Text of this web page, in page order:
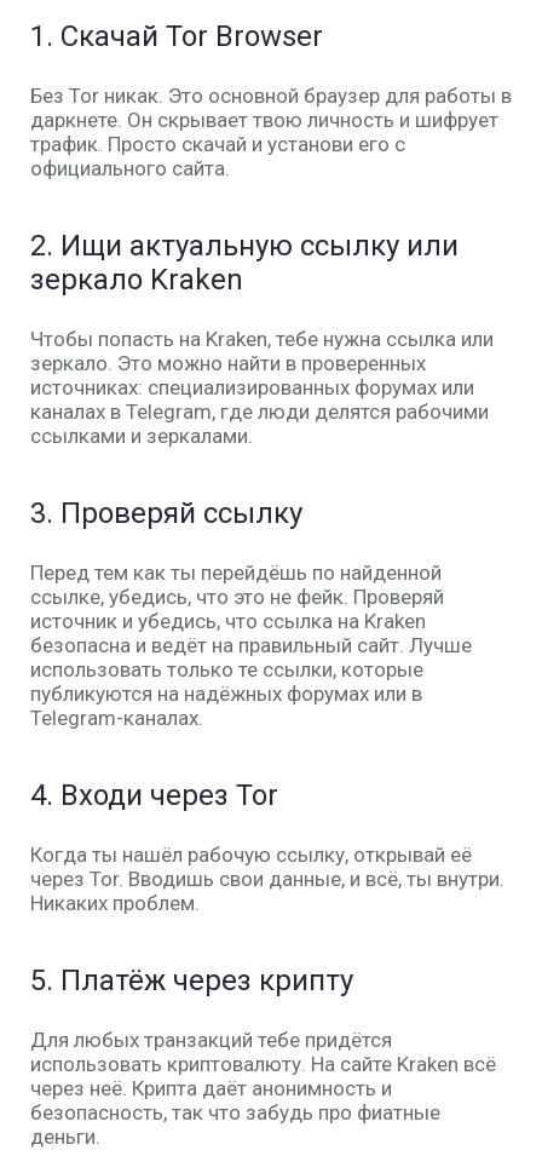
1. Скачай Tor Browser
Без Tor никак. Это основной браузер для работы в
даркнете. Он скрывает твою личность и шифрует
трафик. Просто скачай и установи его с
официального сайта.
2. Ищи актуальную ссылку или
зеркало Kraken
Чтобы попасть на Kraken, тебе нужна ссылка или
зеркало. Это можно найти в проверенных
источниках: специализированных форумах или
каналах в Telegram, где люди делятся рабочими
ссылками и зеркалами.
3. Проверяй ссылку
Перед тем как ты перейдёшь по найденной
ссылке, убедись, что это не фейк. Проверяй
источник и убедись, что ссылка на Kraken
безопасна и ведёт на правильный сайт. Лучше
использовать только те ссылки, которые
публикуются на надёжных форумах или в
Telegram-каналах.
4. Входи через Tor
Когда ты нашёл рабочую ссылку, открывай её
через Tor. Вводишь свои данные, и всё, ты внутри.
Никаких проблем.
5. Платёж через крипту
Для любых транзакций тебе придётся
использовать криптовалюту. На сайте Kraken всё
через неё. Крипта даёт анонимность и
безопасность, так что забудь про фиатные
деньги.